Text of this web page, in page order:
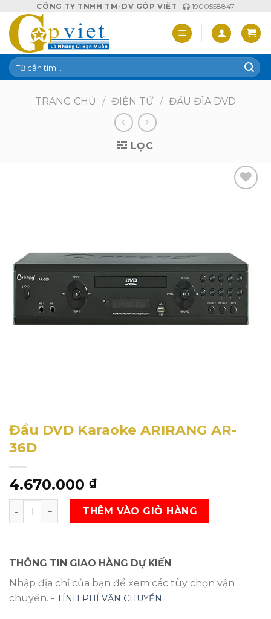
content
CÔNG TY TNHH TM-DV GÓP VIỆT | 1900558847
Tìm
kiếm:
TRANG CHỦ / ĐIỆN TỬ / ĐẦU ĐĨA DVD
LỌC
Đầu DVD Karaoke ARIRANG AR-
36D
4.670.000 ₫
Đầu DVD Karaoke ARIRANG AR-36D SL
THÊM VÀO GIỎ HÀNG
THÔNG TIN GIAO HÀNG DỰ KIẾN
Nhập địa chỉ của bạn để xem các tùy chọn vận
chuyển. - TÍNH PHÍ VẬN CHUYỂN